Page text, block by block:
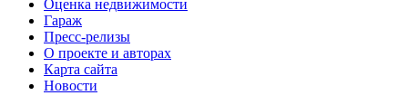
Оценка недвижимости
Гараж
Пресс-релизы
О проекте и авторах
Карта сайта
Новости